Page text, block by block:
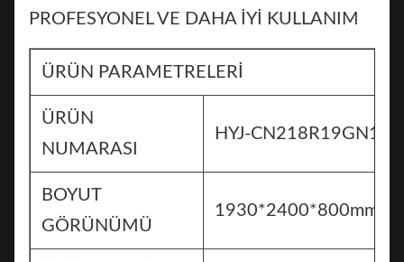
PROFESYONEL VE ​​DAHA İYİ KULLANIM
ÜRÜN PARAMETRELERİ
ÜRÜN
NUMARASI
HYJ-CN218R19GN16
BOYUT
GÖRÜNÜMÜ
1930*2400*800mm